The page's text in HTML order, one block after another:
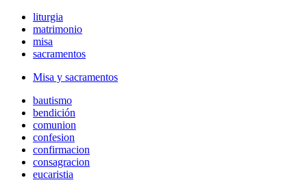
liturgia
matrimonio
misa
sacramentos
Misa y sacramentos
bautismo
bendición
comunion
confesion
confirmacion
consagracion
eucaristia